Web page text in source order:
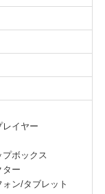
レイヤー
プボックス
ター
ン/タブレット